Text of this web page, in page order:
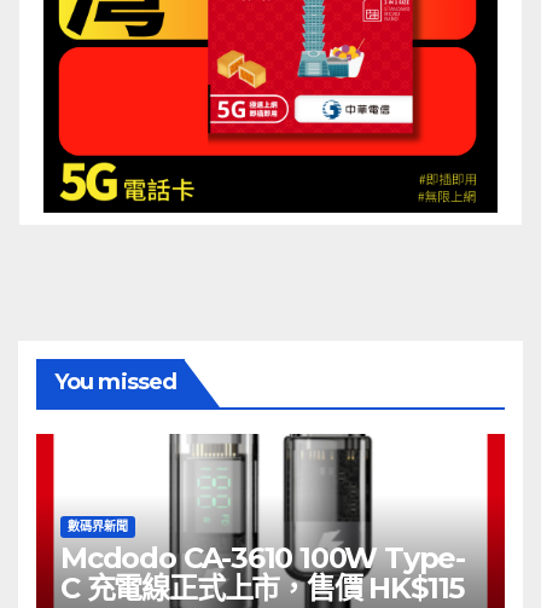
You missed
數碼界新聞
Mcdodo CA-3610 100W Type-
C 充電線正式上市，售價 HK$115